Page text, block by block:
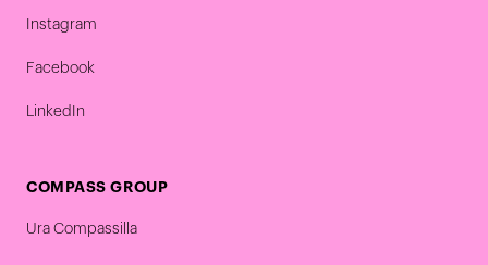
Instagram
Facebook
LinkedIn
COMPASS GROUP
Ura Compassilla